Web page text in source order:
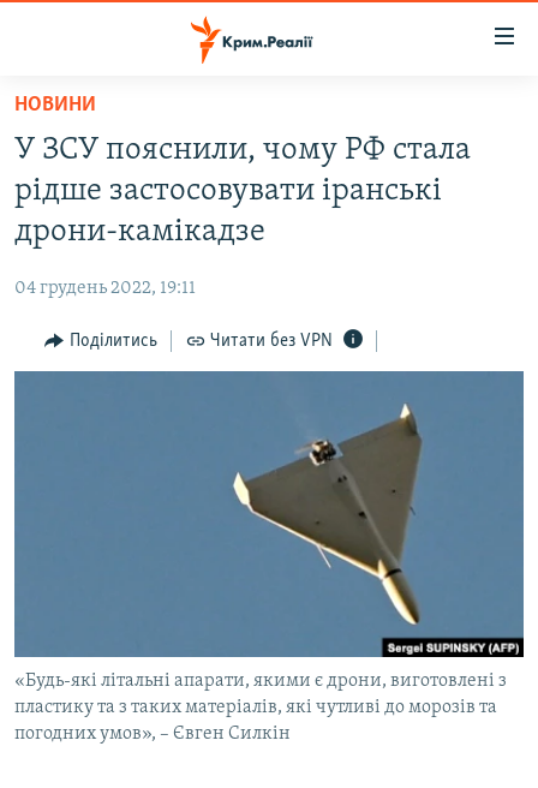
Перейти
основного
матеріалу
Перейти
до
основної
навігації
Перейти
до
ВІДЕО ТА ФОТО
БЛОГИ
ПОГЛЯД
ІНФОГРАФІКА
ЯК ОБІЙТИ БЛОКУВАННЯ
ДОЛУЧАЙСЯ!
НОВИНИ
У ЗСУ пояснили, чому РФ стала
рідше застосовувати іранські
дрони-камікадзе
04 грудень 2022, 19:11
Поділитись Читати без VPN
«Будь-які літальні апарати, якими є дрони, виготовлені з
пластику та з таких матеріалів, які чутливі до морозів та
погодних умов», – Євген Силкін